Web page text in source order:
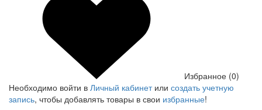
Избранное (0)
Необходимо войти в Личный кабинетили создать учетную
запись, чтобы добавлять товары в свои избранные!